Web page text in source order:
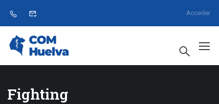
Acceder
Fighting